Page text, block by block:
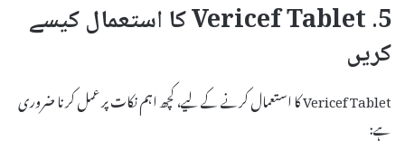
5. Vericef Tablet کا استعمال کیسے
کریں
Vericef Tablet کا استعمال کرنے کے لیے، کچھ اہم نکات پر عمل کرنا ضروری
ہے: